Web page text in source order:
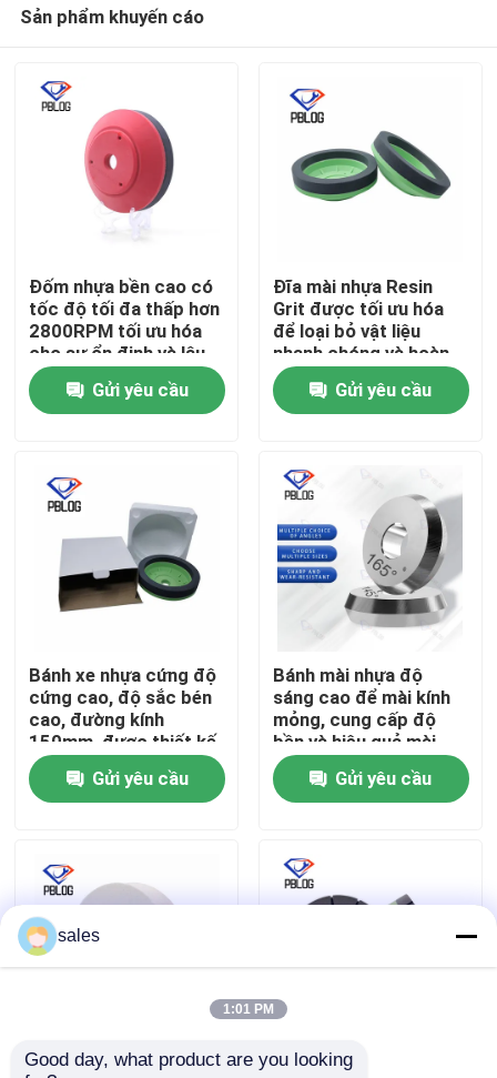
Sản phẩm
Về chúng tôi
Kiểm soát chất lượng
Liên hệ chúng tôi
Yêu cầu báo giá
Đá mài mạ điện
Sản phẩm khuyến cáo
Đốm nhựa bền cao có
tốc độ tối đa thấp hơn
2800RPM tối ưu hóa
cho sự ổn định và lâu
dài
Gửi yêu cầu
Đĩa mài nhựa Resin
Grit được tối ưu hóa
để loại bỏ vật liệu
nhanh chóng và hoàn
thiện bề mặt nhẵn
trong chế tạo kim loại
Gửi yêu cầu
Bánh xe nhựa cứng độ
cứng cao, độ sắc bén
cao, đường kính
150mm, được thiết kế
để có hiệu suất lâu dài
trong việc cắt và mài.
Gửi yêu cầu
Bánh mài nhựa độ
sáng cao để mài kính
mỏng, cung cấp độ
bền và hiệu quả mài
tuyệt vời
Gửi yêu cầu
Máy nghiền nhựa kính
Máy nghiền cạnh thủy
sales
1:01 PM
Good day, what product are you looking